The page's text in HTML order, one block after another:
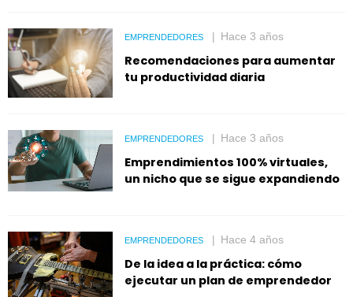
EMPRENDEDORES Hace 3 años
Recomendaciones para aumentar
tu productividad diaria
EMPRENDEDORES Hace 3 años
Emprendimientos 100% virtuales,
un nicho que se sigue expandiendo
EMPRENDEDORES Hace 4 años
De la idea a la práctica: cómo
ejecutar un plan de emprendedor